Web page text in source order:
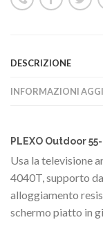
DESCRIZIONE
INFORMAZIONI
PLEXO Outdoor
Usa la televisione
4040T, supporto
alloggiamento
schermo piatto in